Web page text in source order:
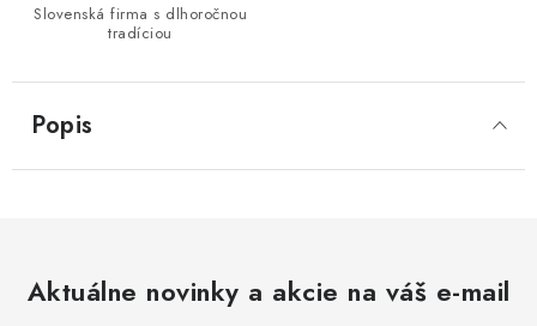
Slovenská firma s dlhoročnou
tradíciou
Popis
Aktuálne novinky a akcie na váš e-mail